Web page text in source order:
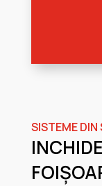
SISTEME